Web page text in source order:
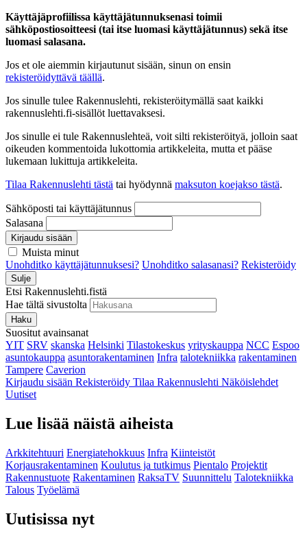
Käyttäjäprofiilissa käyttäjätunnuksenasi toimii
sähköpostiosoitteesi (tai itse luomasi käyttäjätunnus) sekä itse
luomasi salasana.
Jos et ole aiemmin kirjautunut sisään, sinun on ensin
rekisteröidyttävä täällä.
Jos sinulle tulee Rakennuslehti, rekisteröitymällä saat kaikki
rakennuslehti.fi-sisällöt luettavaksesi.
Jos sinulle ei tule Rakennuslehteä, voit silti rekisteröityä, jolloin saat
oikeuden kommentoida lukottomia artikkeleita, mutta et pääse
lukemaan lukittuja artikkeleita.
Tilaa Rakennuslehti tästä tai hyödynnä maksuton koejakso tästä.
Sähköposti tai käyttäjätunnus
Salasana
Kirjaudu sisään
Muista minut
Unohditko käyttäjätunnuksesi? Unohditko salasanasi? Rekisteröidy
Sulje
Etsi Rakennuslehti.fistä
Hae tältä sivustolta
Haku
Suositut avainsanat
YIT SRV skanska Helsinki Tilastokeskus yrityskauppa NCC Espoo
asuntokauppa asuntorakentaminen Infra talotekniikka rakentaminen
Tampere Caverion
Kirjaudu sisään Rekisteröidy Tilaa Rakennuslehti Näköislehdet
Uutiset
Lue lisää näistä aiheista
Arkkitehtuuri Energiatehokkuus Infra Kiinteistöt
Korjausrakentaminen Koulutus ja tutkimus Pientalo Projektit
Rakennustuote Rakentaminen RaksaTV Suunnittelu Talotekniikka
Talous Työelämä
Uutisissa nyt